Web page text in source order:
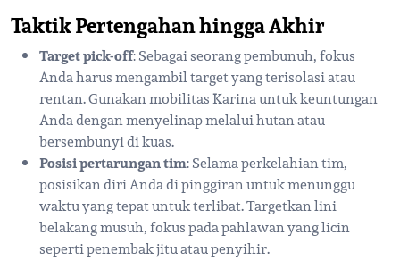
Taktik Pertengahan hingga Akhir
Target pick-off: Sebagai seorang pembunuh, fokus
Anda harus mengambil target yang terisolasi atau
rentan. Gunakan mobilitas Karina untuk keuntungan
Anda dengan menyelinap melalui hutan atau
bersembunyi di kuas.
Posisi pertarungan tim: Selama perkelahian tim,
posisikan diri Anda di pinggiran untuk menunggu
waktu yang tepat untuk terlibat. Targetkan lini
belakang musuh, fokus pada pahlawan yang licin
seperti penembak jitu atau penyihir.